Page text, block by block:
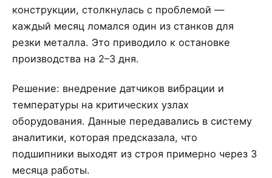
конструкции, столкнулась с проблемой —
каждый месяц ломался один из станков для
резки металла. Это приводило к остановке
производства на 2–3 дня.
Решение: внедрение датчиков вибрации и
температуры на критических узлах
оборудования. Данные передавались в систему
аналитики, которая предсказала, что
подшипники выходят из строя примерно через 3
месяца работы.